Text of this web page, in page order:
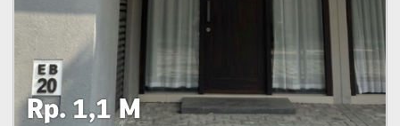
Rp. 1,1 M